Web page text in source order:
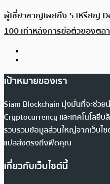
ผู้เชี่ยวชาญเผยถึง 5 เหรียญ
100 เท่าหลังการย่อตัวของตล
เป้าหมายของเรา
Siam Blockchain มุ่งมั่นที่จะช่วย
Cryptocurrency และเทคโนโลยีบ
รวบรวมข้อมูลส่วนใหญ่จากเว็บไซ
แปลส่งตรงถึงฟีดคุณ
เกี่ยวกับเว็บไซต์นี้